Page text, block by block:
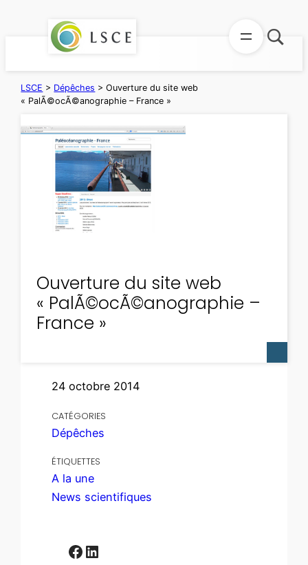
LSCE > Dépêches >Ouverture du site web
« PalÃ©ocÃ©anographie – France »
Ouverture du site web
« PalÃ©ocÃ©anographie –
France »
24 octobre 2014
CATÉGORIES
Dépêches
ÉTIQUETTES
A la une
News scientifiques
Facebook LinkedIn